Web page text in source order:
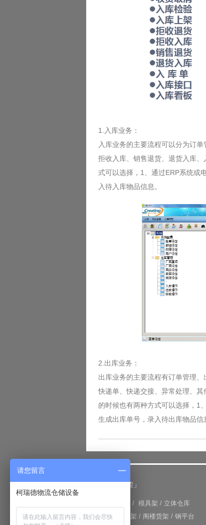
1.入库业务：
入库业务的主要流程可以分为订
拒收入库、销售退货、退货入库
式可以选择，1、通过ERP系统或
入待入库物品信息。
2.出库业务：
出库业务的主要流程有订单管理
快递单、快递交接、异常处理、
的时候也有两种方式可以选择，1
生成出库单号，录入待出库物品信
「仓储货架」
/ 模具架 / 立体仓库
+重力式货架 / 阁楼货架 / 钢平台
请您留言
柯瑞德物流仓储设备